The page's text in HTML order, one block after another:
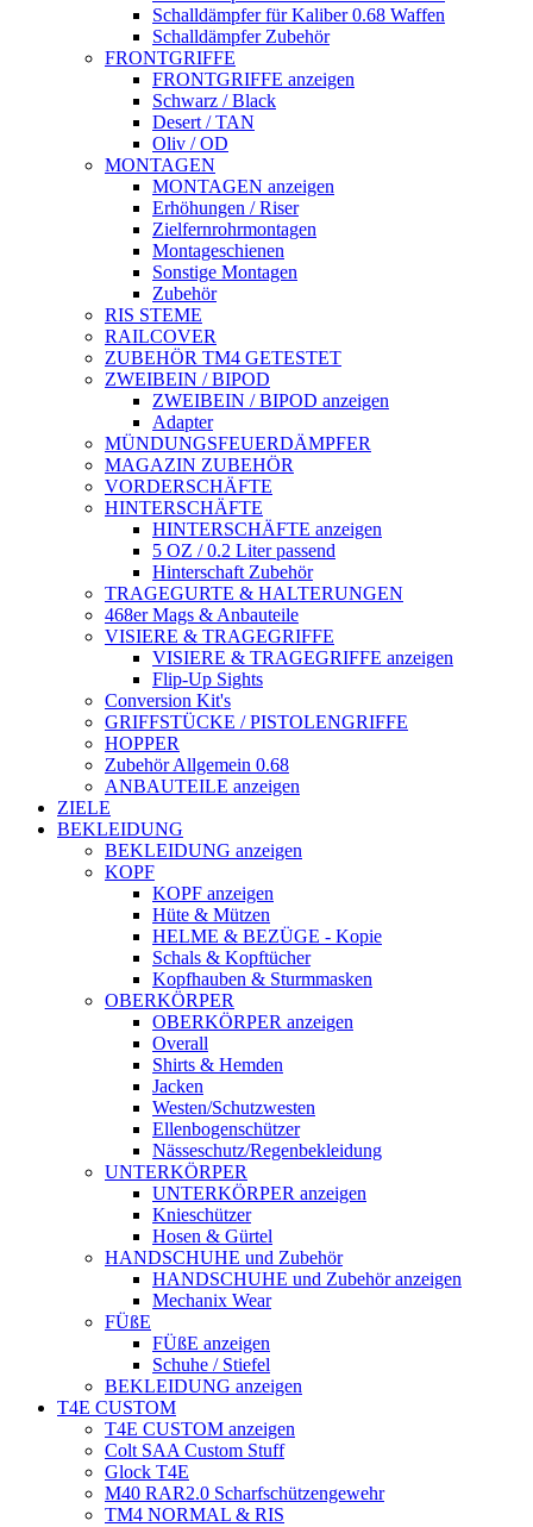
Schalldämpfer für Kaliber 0.68 Waffen
Schalldämpfer Zubehör
FRONTGRIFFE
FRONTGRIFFE anzeigen
Schwarz / Black
Desert / TAN
Oliv / OD
MONTAGEN
MONTAGEN anzeigen
Erhöhungen / Riser
Zielfernrohrmontagen
Montageschienen
Sonstige Montagen
Zubehör
RIS STEME
RAILCOVER
ZUBEHÖR TM4 GETESTET
ZWEIBEIN / BIPOD
ZWEIBEIN / BIPOD anzeigen
Adapter
MÜNDUNGSFEUERDÄMPFER
MAGAZIN ZUBEHÖR
VORDERSCHÄFTE
HINTERSCHÄFTE
HINTERSCHÄFTE anzeigen
5 OZ / 0.2 Liter passend
Hinterschaft Zubehör
TRAGEGURTE & HALTERUNGEN
468er Mags & Anbauteile
VISIERE & TRAGEGRIFFE
VISIERE & TRAGEGRIFFE anzeigen
Flip-Up Sights
Conversion Kit's
GRIFFSTÜCKE / PISTOLENGRIFFE
HOPPER
Zubehör Allgemein 0.68
ANBAUTEILE anzeigen
ZIELE
BEKLEIDUNG
BEKLEIDUNG anzeigen
KOPF
KOPF anzeigen
Hüte & Mützen
HELME & BEZÜGE - Kopie
Schals & Kopftücher
Kopfhauben & Sturmmasken
OBERKÖRPER
OBERKÖRPER anzeigen
Overall
Shirts & Hemden
Jacken
Westen/Schutzwesten
Ellenbogenschützer
Nässeschutz/Regenbekleidung
UNTERKÖRPER
UNTERKÖRPER anzeigen
Knieschützer
Hosen & Gürtel
HANDSCHUHE und Zubehör
HANDSCHUHE und Zubehör anzeigen
Mechanix Wear
FÜßE
FÜßE anzeigen
Schuhe / Stiefel
BEKLEIDUNG anzeigen
T4E CUSTOM
T4E CUSTOM anzeigen
Colt SAA Custom Stuff
Glock T4E
M40 RAR2.0 Scharfschützengewehr
TM4 NORMAL & RIS